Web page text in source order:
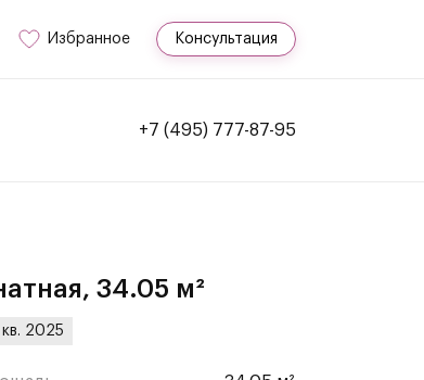
Избранное Консультация
+7 (495) 777-87-95
34.05 м²
кв. 2025